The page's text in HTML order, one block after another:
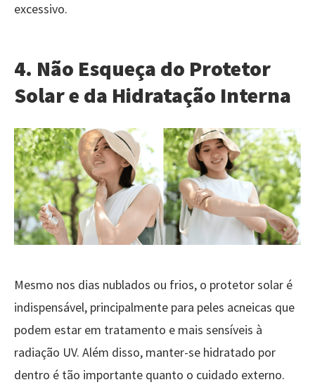
excessivo.
4. Não Esqueça do Protetor
Solar e da Hidratação Interna
Mesmo nos dias nublados ou frios, o protetor solar é
indispensável, principalmente para peles acneicas que
podem estar em tratamento e mais sensíveis à
radiação UV. Além disso, manter-se hidratado por
dentro é tão importante quanto o cuidado externo.